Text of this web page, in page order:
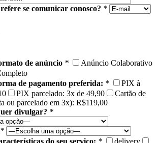
se comunicar conosco? *
de anúncio *
Anúncio Colaborativo
de pagamento preferida: *
PIX à
PIX parcelado: 3x de 49,90
Cartão de
ou parcelado em 3x): R$119,00
divulgar? *
*